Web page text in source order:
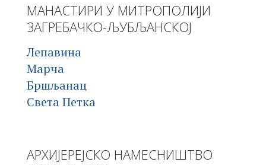
МАНАСТИРИ У МИТРОПОЛИЈИ
ЗАГРЕБАЧКО-ЉУБЉАНСКОЈ
Лепавина
Марча
Бршљанац
Света Петка
АРХИЈЕРЕЈСКО НАМЕСНИШТВО